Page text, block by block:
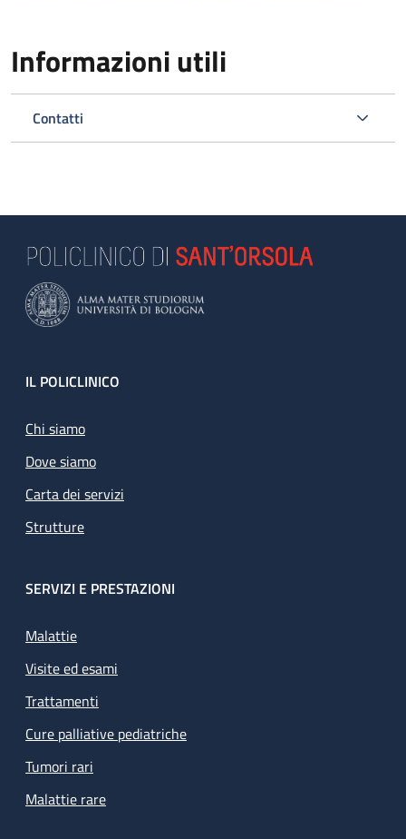
Informazioni utili
Contatti
Footer
IL POLICLINICO
Chi siamo
Dove siamo
Carta dei servizi
Strutture
SERVIZI E PRESTAZIONI
Malattie
Visite ed esami
Trattamenti
Cure palliative pediatriche
Tumori rari
Malattie rare